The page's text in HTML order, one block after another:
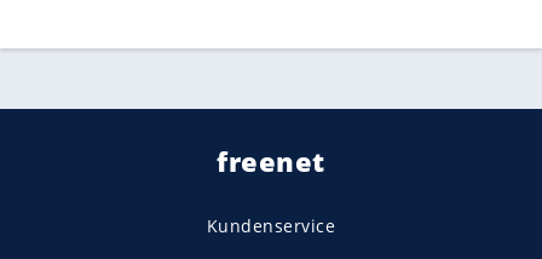
freenet
Kundenservice